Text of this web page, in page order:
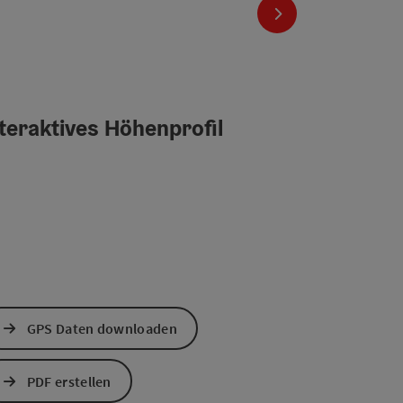
nächstes Element
Höhenprofil
GPS Daten downloaden
PDF erstellen